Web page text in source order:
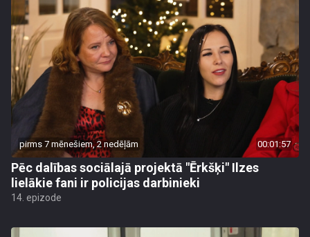
pirms 7 mēnešiem, 2 nedēļām 00:01:57
Pēc dalības sociālajā projektā "Ērkšķi" Ilzes
lielākie fani ir policijas darbinieki
14. epizode